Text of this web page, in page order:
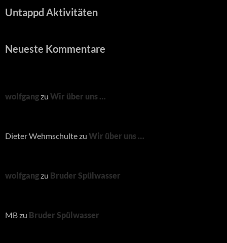
Untappd Aktivitäten
Neueste Kommentare
wolfgangzu Wir über uns …
Dieter Wehmschultezu Wir über uns …
wolfgangzu Bruder Spülwasser
MBzu Bruder Spülwasser